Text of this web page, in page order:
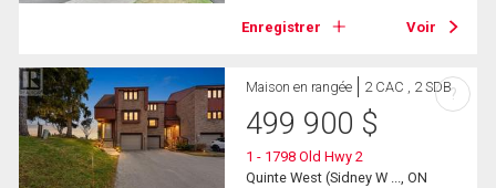
Enregistrer Voir
Maison en rangée 2 CAC , 2 SDB
499 900 $
1 - 1798 Old Hwy 2
Quinte West (Sidney W ..., ON
?